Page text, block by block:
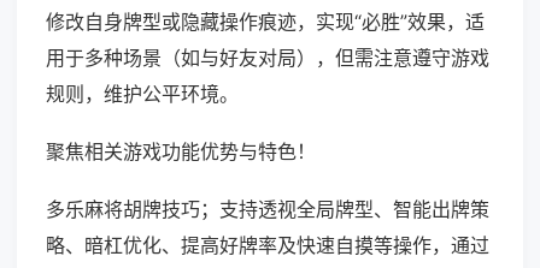
修改自身牌型或隐藏操作痕迹，实现“必胜”效果，适
用于多种场景（如与好友对局），但需注意遵守游戏
规则，维护公平环境。
聚焦相关游戏功能优势与特色！
多乐麻将胡牌技巧；支持透视全局牌型、智能出牌策
略、暗杠优化、提高好牌率及快速自摸等操作，通过